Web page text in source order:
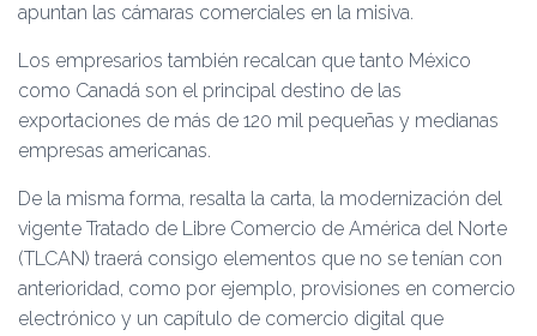
apuntan las cámaras comerciales en la misiva.
Los empresarios también recalcan que tanto México
como Canadá son el principal destino de las
exportaciones de más de 120 mil pequeñas y medianas
empresas americanas.
De la misma forma, resalta la carta, la modernización del
vigente Tratado de Libre Comercio de América del Norte
(TLCAN) traerá consigo elementos que no se tenían con
anterioridad, como por ejemplo, provisiones en comercio
electrónico y un capítulo de comercio digital que